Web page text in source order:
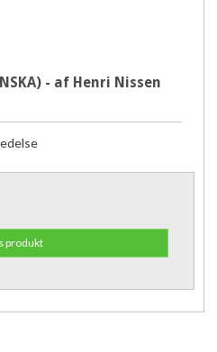
- af Henri Nissen
produkt